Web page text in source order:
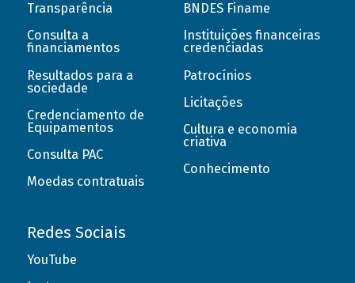
Transparência
Consulta a
financiamentos
Resultados para a
sociedade
Credenciamento de
Equipamentos
Consulta PAC
Moedas contratuais
BNDES Finame
Instituições financeiras
credenciadas
Patrocínios
Licitações
Cultura e economia
criativa
Conhecimento
Redes Sociais
YouTube